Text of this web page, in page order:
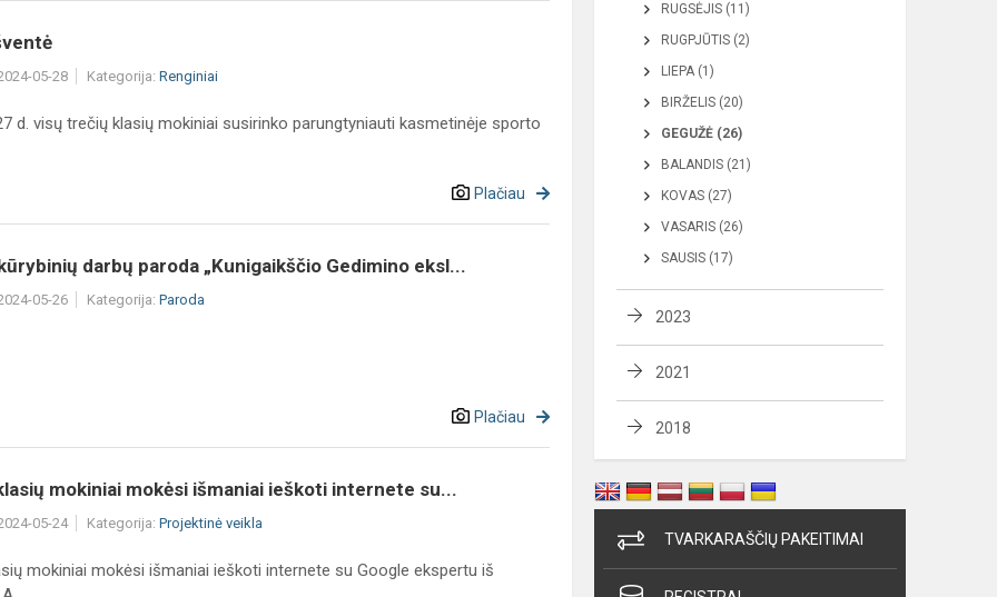
05-28 Kategorija: Renginiai
d. visų trečių klasių mokiniai susirinko parungtyniauti kasmetinėje sporto
Plačiau
darbų paroda „Kunigaikščio Gedimino eksl...
05-26 Kategorija: Paroda
Plačiau
mokiniai mokėsi išmaniai ieškoti internete su...
05-24 Kategorija: Projektinė veikla
mokiniai mokėsi išmaniai ieškoti internete su Google ekspertu iš
RUGSĖJIS (11)
RUGPJŪTIS (2)
LIEPA (1)
BIRŽELIS (20)
GEGUŽĖ (26)
BALANDIS (21)
KOVAS (27)
VASARIS (26)
SAUSIS (17)
2023
2021
2018
TVARKARAŠČIŲ PAKEITIMAI